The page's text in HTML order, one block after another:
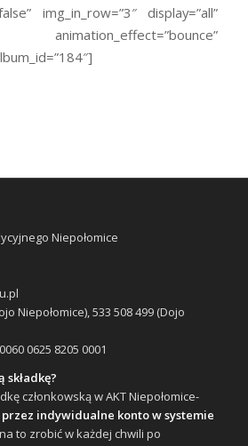
img_in_row=”3″ display=”all”
animation_effect=”bounce”
Niepołomice
Niepołomice), 533 508 499 (Dojo
0625 8205 0001
składkę?
członkowską w AKT Niepołomice-
przez indywidualne konto w systemie
to zrobić w każdej chwili po